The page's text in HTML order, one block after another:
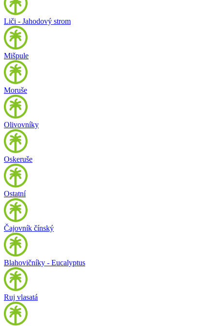
Liči - Jahodový strom
Mišpule
Moruše
Olivovníky
Oskeruše
Ostatní
Čajovník čínský
Blahovičníky - Eucalyptus
Ruj vlasatá